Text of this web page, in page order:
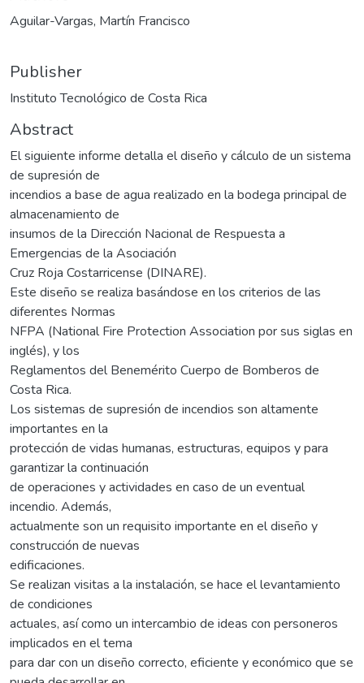
Aguilar-Vargas, Martín Francisco
Publisher
Instituto Tecnológico de Costa Rica
Abstract
El siguiente informe detalla el diseño y cálculo de un sistema
de supresión de
incendios a base de agua realizado en la bodega principal de
almacenamiento de
insumos de la Dirección Nacional de Respuesta a
Emergencias de la Asociación
Cruz Roja Costarricense (DINARE).
Este diseño se realiza basándose en los criterios de las
diferentes Normas
NFPA (National Fire Protection Association por sus siglas en
inglés), y los
Reglamentos del Benemérito Cuerpo de Bomberos de
Costa Rica.
Los sistemas de supresión de incendios son altamente
importantes en la
protección de vidas humanas, estructuras, equipos y para
garantizar la continuación
de operaciones y actividades en caso de un eventual
incendio. Además,
actualmente son un requisito importante en el diseño y
construcción de nuevas
edificaciones.
Se realizan visitas a la instalación, se hace el levantamiento
de condiciones
actuales, así como un intercambio de ideas con personeros
implicados en el tema
para dar con un diseño correcto, eficiente y económico que se